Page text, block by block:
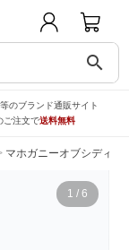
search
のブランド通販サイト
ご注文で送料無料
マホガニーオブシディア
1 / 6